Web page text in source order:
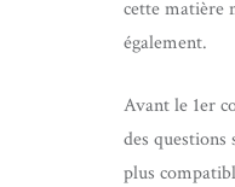
cette matière
également.
Avant le 1er
des
plus